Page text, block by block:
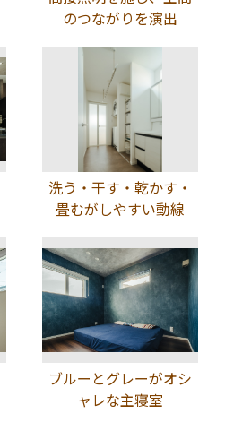
のつながりを演出
洗う・干す・乾かす・
畳むがしやすい動線
ブルーとグレーがオシ
ャレな主寝室